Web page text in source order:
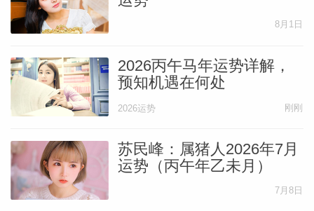
8月1日
2026丙午马年运势详解，
预知机遇在何处
2026运势 刚刚
苏民峰：属猪人2026年7月
运势（丙午年乙未月）
7月8日